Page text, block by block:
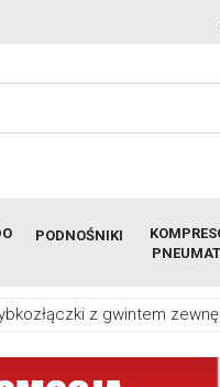
PODNOŚNIKI
z gwintem